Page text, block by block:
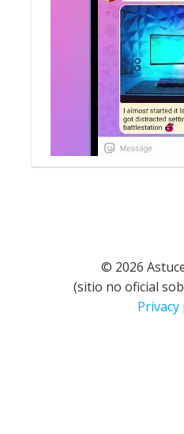
© 2026
(sitio no oficial
Privacy